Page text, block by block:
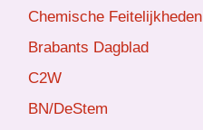
Chemische Feitelijkheden
Brabants Dagblad
C2W
BN/DeStem